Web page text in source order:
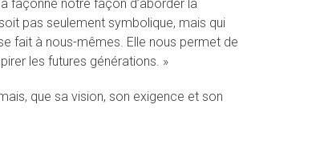
façonné notre façon d’aborder la
pas seulement symbolique, mais qui
fait à nous-mêmes. Elle nous permet de
les futures générations. »
que sa vision, son exigence et son